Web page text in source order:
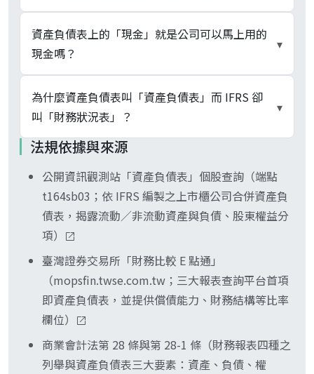
會計師核閱及提報董事會）。完整資產負債表在這
四個時點隨財報一起更新，可在公開資訊觀測站
「資產負債表」個股查詢頁面（端點 t164sb03）
益」（Owner's Equity）為傳統會計學教科書與舊
版實務口語、涵蓋各種商業組織形態（含獨資、合
夥、公司）的剩餘權益概念；現行商業會計法已統
利），不再用「業主權益」字面。「股東權益」
（Shareholders' Equity）則為股份有限公司情境
（公司法語境）下強調股東對淨值請求權的稱呼，
是台股上市櫃公司財報的主流用詞；IFRS 正體中文
商譽是企業併購時「實際支付對價」高於「被併購
方可辨認淨資產公允價值」的差額，會計上列為非
流動資產項下的「無形資產」。例如 A 公司花 100
億元併購 B 公司、B 公司淨資產公允價值僅 70 億
元，差額 30 億元就以「商譽」入帳。商譽不攤銷
預期、商譽可能一次性大額減損沖銷，會直接吃掉
資產負債表股東權益。讀資產負債表時若商譽佔總
資產比例過高（例如超過 20%），要追問併購歷史
與商譽減損紀錄。
資產負債表上的「現金」就是公司可以馬上用的
現金嗎？
▾
不完全是。資產負債表流動資產項下「現金及約當
現金」涵蓋庫存現金、銀行存款、3 個月內到期之
高流動性投資（如短期國庫券、商業本票）；非真
正可隨時動用的部位（如指定用途之專戶資金、董
監事保證金、長期定存）會列在「受限制資產」或
非流動資產項下。判斷公司即時動用能力，宜搭配
現金比率（分子為現金及約當現金加短期投資，分
母為流動負債）、自由現金流近幾季表現一起看，
光看「現金」數字會高估真實流動性。
為什麼資產負債表叫「資產負債表」而 IFRS 卻
叫「財務狀況表」？
▾
兩者指同一張報表、稱呼差異來自準則沿革。「資
產負債表」（Balance Sheet）為傳統會計學與商
業會計法（第 28 條）正式用語、強調「資產等於
負債加權益」的平衡概念；「財務狀況表」
（Statement of Financial Position）為 IFRS
2007 年改版後採用的正式名稱、強調該報表反映
時點上的整體財務狀況。台股上市櫃公司依金管會
發布之 IFRS 公報編製合併財報後，財報原文採
「合併資產負債表」或「合併財務狀況表」，公開
資訊觀測站個股查詢頁面與業界口語仍以「資產負
債表」為主。
法規依據與來源
公開資訊觀測站「資產負債表」個股查詢（端點
t164sb03；依 IFRS 編製之上市櫃公司合併資產負
債表，揭露流動／非流動資產與負債、股東權益分
項）
臺灣證券交易所「財務比較 E 點通」
（mopsfin.twse.com.tw；三大報表查詢平台首項
即資產負債表，並提供償債能力、財務結構等比率
欄位）
商業會計法第 28 條與第 28-1 條（財務報表四種之
列舉與資產負債表三大要素：資產、負債、權